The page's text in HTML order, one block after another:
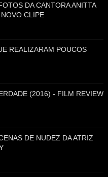
DA CANTORA ANITTA
CLIPE
REALIZARAM POUCOS
(2016) - FILM REVIEW
DE NUDEZ DA ATRIZ